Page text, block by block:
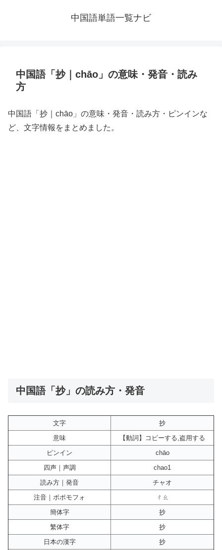
中国語単語一覧ナビ
中国語「抄｜chāo」の意味・発音・読み
方
中国語「抄｜chāo」の意味・発音・読み方・ピンインな
ど、文字情報をまとめました。
中国語「抄」の読み方・発音
文字
抄
意味
【動詞】コピーする,盗用する
ピンイン
chāo
四声｜声調
chao1
読み方｜発音
チャオ
注音｜ボポモフォ
ㄔㄠ
簡体字
抄
繁体字
抄
日本の漢字
抄